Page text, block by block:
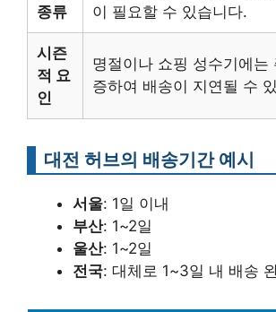
종류
이 필요할 수 있습니다.
시즌
적 요
인
명절이나 쇼핑 성수기에는
증하여 배송이 지연될 수
대전 허브의 배송기간 예시
서울: 1일 이내
부산: 1~2일
울산: 1~2일
전국: 대체로 1~3일 내 배송